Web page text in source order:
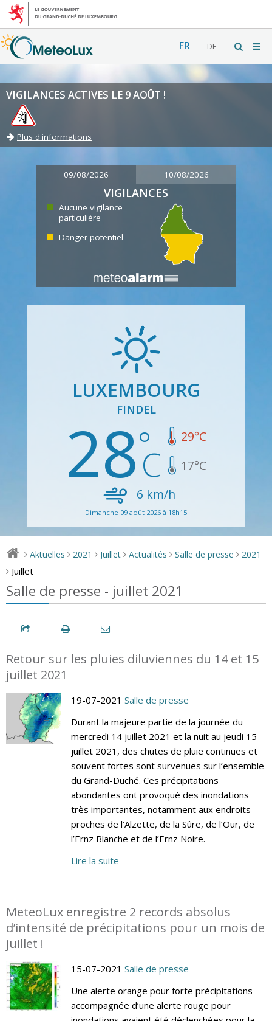
FR DE
VIGILANCES ACTIVES LE 9 AOÛT !
Plus d'informations
09/08/2026 10/08/2026
VIGILANCES
Aucune vigilance
particulière
Danger potentiel
LUXEMBOURG
FINDEL
28 29°C
17°C
6 km/h
Dimanche 09 août 2026 à 18h15
> Aktuelles > 2021 > Juillet > Actualités > Salle de presse > 2021
> Juillet
Salle de presse - juillet 2021
Retour sur les pluies diluviennes du 14 et 15
juillet 2021
19-07-2021 Salle de presse
Durant la majeure partie de la journée du
mercredi 14 juillet 2021 et la nuit au jeudi 15
juillet 2021, des chutes de pluie continues et
souvent fortes sont survenues sur l’ensemble
du Grand-Duché. Ces précipitations
abondantes ont provoqué des inondations
très importantes, notamment aux endroits
proches de l’Alzette, de la Sûre, de l’Our, de
l’Ernz Blanche et de l’Ernz Noire.
Lire la suite
MeteoLux enregistre 2 records absolus
d’intensité de précipitations pour un mois de
juillet !
15-07-2021 Salle de presse
Une alerte orange pour forte précipitations
accompagnée d’une alerte rouge pour